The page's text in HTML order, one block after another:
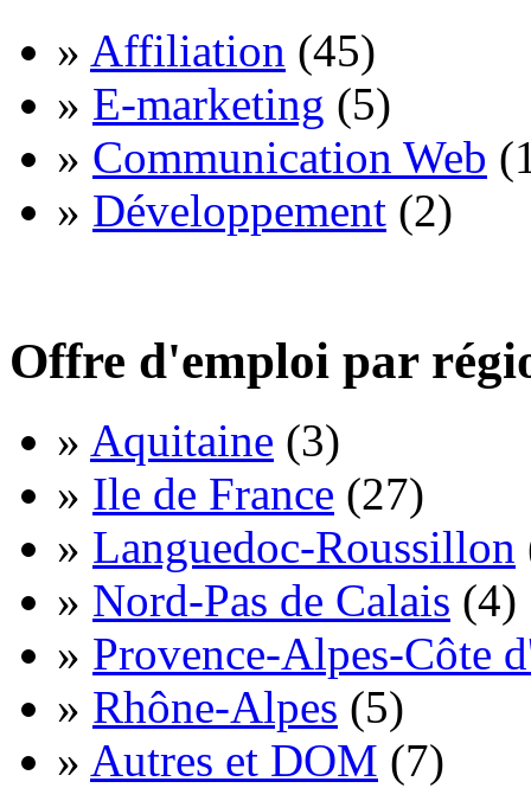
» Affiliation (45)
» E-marketing (5)
» Communication Web
» Développement (2)
Offre d'emploi par
» Aquitaine (3)
» Ile de France (27)
» Languedoc-Roussillon
» Nord-Pas de Calais (4)
» Provence-Alpes-Côte
» Rhône-Alpes (5)
» Autres et DOM (7)